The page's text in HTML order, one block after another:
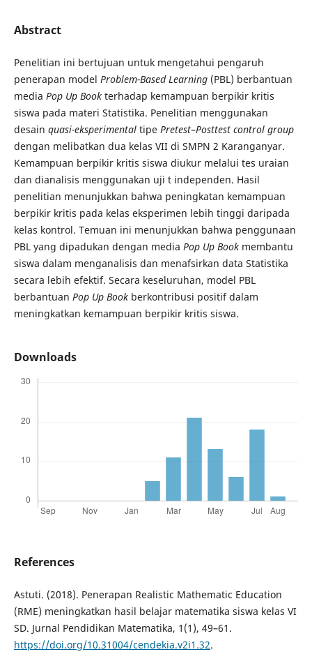
Abstract
Penelitian ini bertujuan untuk mengetahui pengaruh
penerapan model Problem-Based Learning(PBL) berbantuan
media Pop Up Book terhadap kemampuan berpikir kritis
siswa pada materi Statistika. Penelitian menggunakan
desain quasi-eksperimentaltipe Pretest–Posttest control group
dengan melibatkan dua kelas VII di SMPN 2 Karanganyar.
Kemampuan berpikir kritis siswa diukur melalui tes uraian
dan dianalisis menggunakan uji t independen. Hasil
penelitian menunjukkan bahwa peningkatan kemampuan
berpikir kritis pada kelas eksperimen lebih tinggi daripada
kelas kontrol. Temuan ini menunjukkan bahwa penggunaan
PBL yang dipadukan dengan media Pop Up Book membantu
siswa dalam menganalisis dan menafsirkan data Statistika
secara lebih efektif. Secara keseluruhan, model PBL
berbantuan Pop Up Book berkontribusi positif dalam
meningkatkan kemampuan berpikir kritis siswa.
Downloads
References
Astuti. (2018). Penerapan Realistic Mathematic Education
(RME) meningkatkan hasil belajar matematika siswa kelas VI
SD. Jurnal Pendidikan Matematika, 1(1), 49–61.
https://doi.org/10.31004/cendekia.v2i1.32.